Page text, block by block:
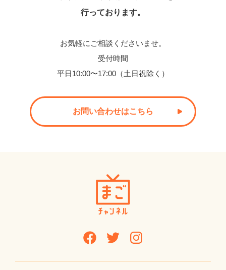
行っております。
お気軽にご相談くださいませ。
受付時間
平日10:00〜17:00（土日祝除く）
お問い合わせはこちら